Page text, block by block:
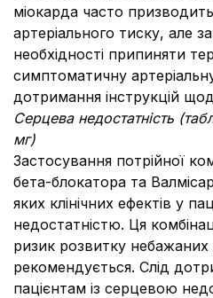
міокарда часто
артеріального тиску, але
необхідності припиняти
симптоматичну
дотримання інструкцій
Серцева недостатність (
мг)
Застосування потрійної
бета-блокатора та
яких клінічних ефектів у
недостатністю. Ця
ризик розвитку небажаних
рекомендується. Слід
пацієнтам із серцевою